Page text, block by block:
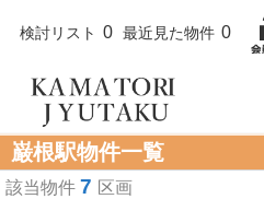
検討リスト 0 最近見た物件 0
巌根駅物件一覧
該当物件 7 区画